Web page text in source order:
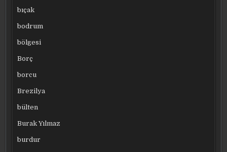
bıçak
bodrum
bölgesi
Borç
borcu
Brezilya
bülten
Burak Yılmaz
burdur